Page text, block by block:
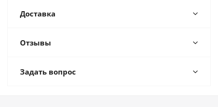
Доставка
Отзывы
Задать вопрос